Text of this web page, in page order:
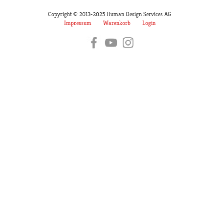
Copyright © 2013-2025 Human Design Services AG
Impressum
Warenkorb Login